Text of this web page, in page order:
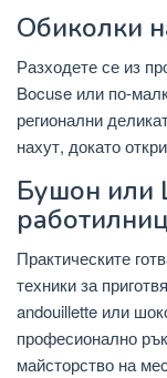
Обиколки
Разходете се из
Bocuse или по-
регионални
нахут, докато
Бушон или
Практическите
техники за
andouillette или
професионално
майсторство на